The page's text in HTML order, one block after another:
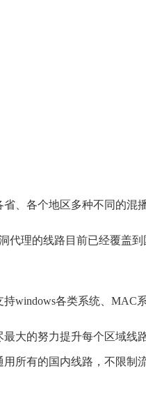
、各个地区多种不同的混
代理的线路目前已经覆盖
windows各类系统、MAC
大的努力提升每个区域线
所有的国内线路，不限制